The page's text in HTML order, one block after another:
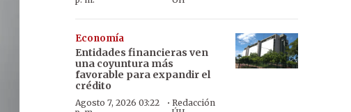
Economía
Entidades financieras ven
una coyuntura más
favorable para expandir el
crédito
Agosto 7, 2026 03:22
· Redacción